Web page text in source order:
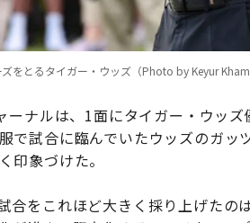
をとるタイガー・ウッズ（Photo by Keyur
ナルは、1面にタイガー・ウッ
で試合に臨んでいたウッズのガッ
印象づけた。
合をこれほど大きく採り上げたの